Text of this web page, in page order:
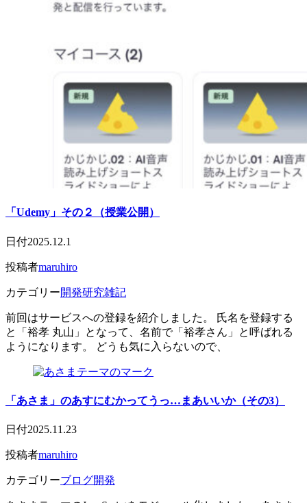
「Udemy」その２（授業公開）
日付2025.12.1
投稿者maruhiro
カテゴリー開発研究雑記
前回はサービスへの登録を紹介しました。 氏名を登録する
と「裕孝 丸山」となって、名前で「裕孝さん」と呼ばれる
ようになります。 どうも気に入らないので、
「あさま」のあすにむかってうっ…まあいいか（その3）
日付2025.11.23
投稿者maruhiro
カテゴリーブログ開発